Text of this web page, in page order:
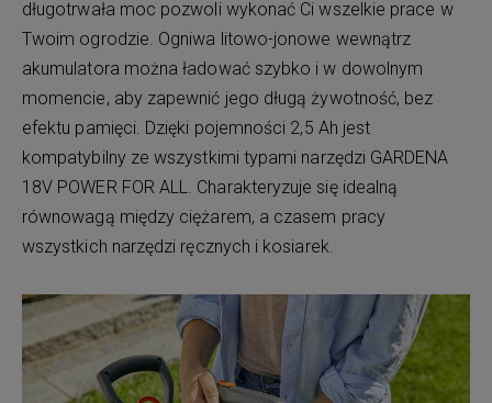
długotrwała moc pozwoli wykonać Ci wszelkie prace w
Twoim ogrodzie. Ogniwa litowo-jonowe wewnątrz
akumulatora można ładować szybko i w dowolnym
momencie, aby zapewnić jego długą żywotność, bez
efektu pamięci. Dzięki pojemności 2,5 Ah jest
kompatybilny ze wszystkimi typami narzędzi GARDENA
18V POWER FOR ALL. Charakteryzuje się idealną
równowagą między ciężarem, a czasem pracy
wszystkich narzędzi ręcznych i kosiarek.